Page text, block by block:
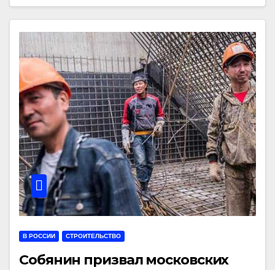
В РОССИИ СТРОИТЕЛЬСТВО
Собянин призвал московских